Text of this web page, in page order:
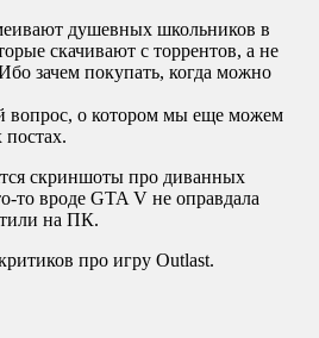
душевных школьников в
скачивают с торрентов, а не
зачем покупать, когда можно
вопрос, о котором мы еще можем
скриншоты про диванных
то вроде GTA V не оправдала
на ПК.
про игру Outlast.